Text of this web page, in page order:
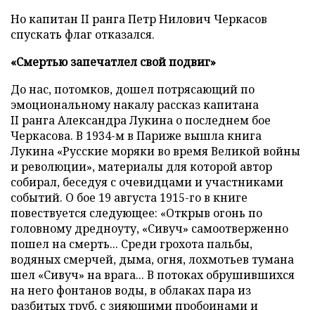
Но капитан II ранга Петр Нилович Черкасов
спускать флаг отказался.
«Смертью запечатлел свой подвиг»
До нас, потомков, дошел потрясающий по
эмоциональному накалу рассказ капитана
II ранга Александра Лукина о последнем бое
Черкасова. В 1934-м в Париже вышла книга
Лукина «Русские моряки во время Великой войны
и революции», материалы для которой автор
собирал, беседуя с очевидцами и участниками
событий. О бое 19 августа 1915-го в книге
повествуется следующее: «Открыв огонь по
головному дредноуту, «Сивуч» самоотверженно
пошел на смерть... Среди грохота пальбы,
водяных смерчей, дыма, огня, лохмотьев тумана
шел «Сивуч» на врага... В потоках обрушившихся
на него фонтанов воды, в облаках пара из
разбитых труб, с зияющими пробоинами и